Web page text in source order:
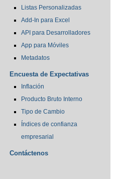
Listas Personalizadas
Add-In para Excel
API para Desarrolladores
App para Móviles
Metadatos
Encuesta de Expectativas
Inflación
Producto Bruto Interno
Tipo de Cambio
Índices de confianza
empresarial
Contáctenos